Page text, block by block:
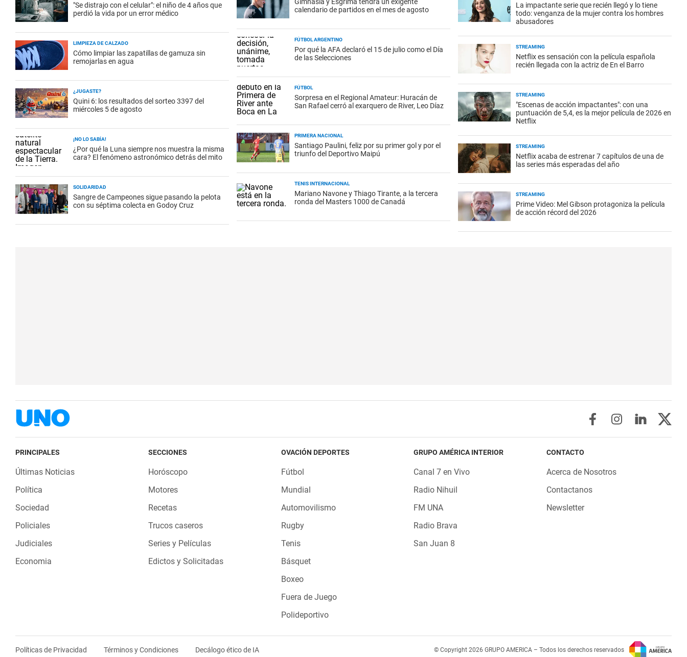
"Se distrajo con el celular": el niño de 4 años que
perdió la vida por un error médico
LIMPIEZA DE CALZADO
Cómo limpiar las zapatillas de gamuza sin
remojarlas en agua
¿JUGASTE?
Quini 6: los resultados del sorteo 3397 del
miércoles 5 de agosto
¡NO LO SABÍA!
¿Por qué la Luna siempre nos muestra la misma
cara? El fenómeno astronómico detrás del mito
SOLIDARIDAD
Sangre de Campeones sigue pasando la pelota
con su séptima colecta en Godoy Cruz
calendario de partidos en el mes de agosto
FÚTBOL ARGENTINO
Por qué la AFA declaró el 15 de julio como el Día
de las Selecciones
FÚTBOL
Sorpresa en el Regional Amateur: Huracán de
San Rafael cerró al exarquero de River, Leo Díaz
PRIMERA NACIONAL
Santiago Paulini, feliz por su primer gol y por el
triunfo del Deportivo Maipú
TENIS INTERNACIONAL
Mariano Navone y Thiago Tirante, a la tercera
ronda del Masters 1000 de Canadá
La impactante serie que recién llegó y lo tiene
todo: venganza de la mujer contra los hombres
abusadores
STREAMING
Netflix es sensación con la película española
recién llegada con la actriz de En el Barro
STREAMING
"Escenas de acción impactantes": con una
puntuación de 5,4, es la mejor película de 2026 en
Netflix
STREAMING
Netflix acaba de estrenar 7 capítulos de una de
las series más esperadas del año
STREAMING
Prime Video: Mel Gibson protagoniza la película
de acción récord del 2026
PRINCIPALES
Últimas Noticias
Política
Sociedad
Policiales
Judiciales
Economia
SECCIONES
Horóscopo
Motores
Recetas
Trucos caseros
Series y Películas
Edictos y Solicitadas
OVACIÓN DEPORTES
Fútbol
Mundial
Automovilismo
Rugby
Tenis
Básquet
Boxeo
Fuera de Juego
Polideportivo
GRUPO AMÉRICA INTERIOR
Canal 7 en Vivo
Radio Nihuil
FM UNA
Radio Brava
San Juan 8
CONTACTO
Acerca de Nosotros
Contactanos
Newsletter
Políticas de Privacidad Términos y Condiciones Decálogo ético de IA © Copyright 2026 GRUPO AMERICA – Todos los derechos reservados